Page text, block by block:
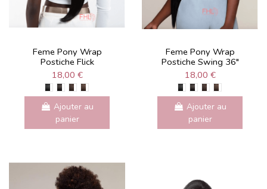
Feme Pony Wrap
Postiche Flick
18,00 €
Ajouter au
panier
Feme Pony Wrap
Postiche Swing 36"
18,00 €
Ajouter au
panier